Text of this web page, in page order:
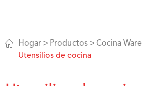
 Hogar Productos
Cocina Ware
Utensilios de cocina